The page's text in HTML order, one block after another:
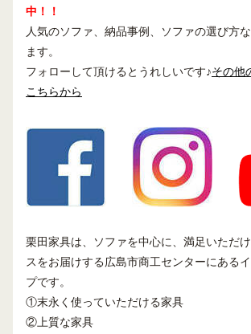
中！！
人気のソファ、納品事例、ソファの選び方
ます。
フォローして頂けるとうれしいです♪その他
こちらから
栗田家具は、ソファを中心に、満足いただ
スをお届けする広島市商工センターにある
プです。
①末永く使っていただける家具
②上質な家具